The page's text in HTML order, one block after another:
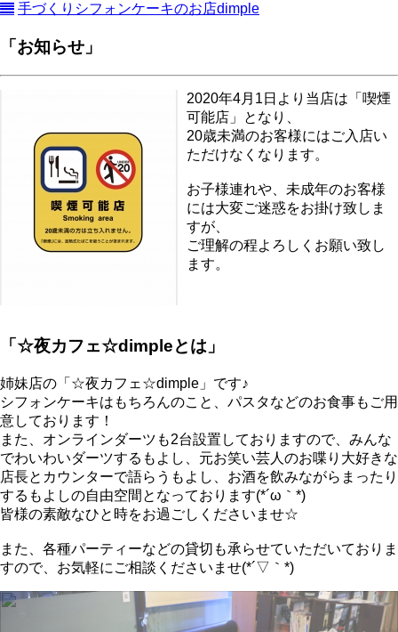
手づくりシフォンケーキのお店dimple
「お知らせ」
2020年4月1日より当店は「喫煙
可能店」となり、
20歳未満のお客様にはご入店い
ただけなくなります。
お子様連れや、未成年のお客様
には大変ご迷惑をお掛け致しま
すが、
ご理解の程よろしくお願い致し
ます。
「☆夜カフェ☆dimpleとは」
姉妹店の「☆夜カフェ☆dimple」です♪
シフォンケーキはもちろんのこと、パスタなどのお食事もご用
意しております！
また、オンラインダーツも2台設置しておりますので、みんな
でわいわいダーツするもよし、元お笑い芸人のお喋り大好きな
店長とカウンターで語らうもよし、お酒を飲みながらまったり
するもよしの自由空間となっております(*´ω｀*)
皆様の素敵なひと時をお過ごしくださいませ☆
また、各種パーティーなどの貸切も承らせていただいておりま
すので、お気軽にご相談くださいませ(*´▽｀*)